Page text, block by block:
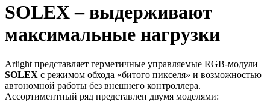
SOLEX – выдерживают
максимальные нагрузки
Arlight представляет герметичные управляемые RGB-модули
SOLEX с режимом обхода «битого пикселя» и возможностью
автономной работы без внешнего контроллера.
Ассортиментный ряд представлен двумя моделями: